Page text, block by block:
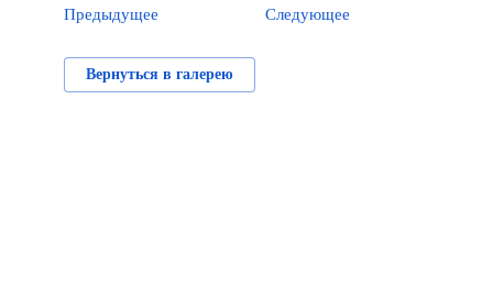
Предыдущее Следующее
Вернуться в галерею